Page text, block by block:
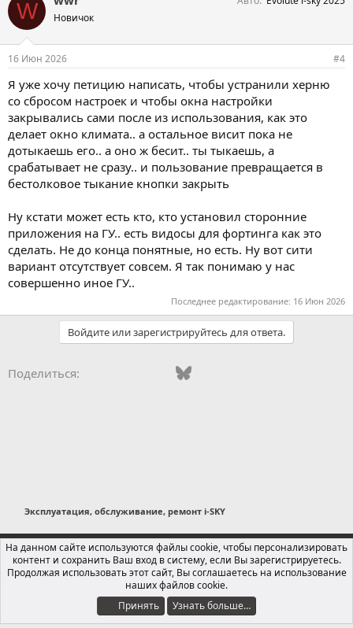
W Новичок
16 Июн 2026 #4
Я уже хочу петицию написать, чтобы устранили херню
со сбросом настроек и чтобы окна настройки
закрывались сами после из использования, как это
делает окно климата.. а остальное висит пока не
дотыкаешь его.. а оно ж бесит.. ты тыкаешь, а
срабатывает не сразу.. и пользование превращается в
бестолковое тыкание кнопки закрыть
Ну кстати может есть кто, кто установил сторонние
приложения на ГУ.. есть видосы для фортинга как это
сделать. Не до конца понятные, но есть. Ну вот сити
вариант отсутствует совсем. Я так понимаю у нас
совершенно иное ГУ..
Последнее редактирование: 16 Июн 2026
Войдите или зарегистрируйтесь для ответа.
Поделиться: Odnoklassniki
Mail.ruBluesky
Эксплуатация, обслуживание, ремонт i-SKY
Russian (RU)
Обратная связь
Условия и правила
Политика конфиденциальности
Помощь
Локализация от xenForo.Info®
На данном сайте используются файлы cookie, чтобы персонализировать
контент и сохранить Ваш вход в систему, если Вы зарегистрируетесь.
Продолжая использовать этот сайт, Вы соглашаетесь на использование
наших файлов cookie.
Принять
Узнать больше…